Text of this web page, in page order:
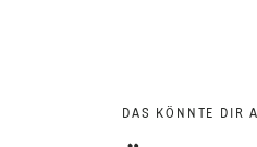
DAS KÖNNTE DIR